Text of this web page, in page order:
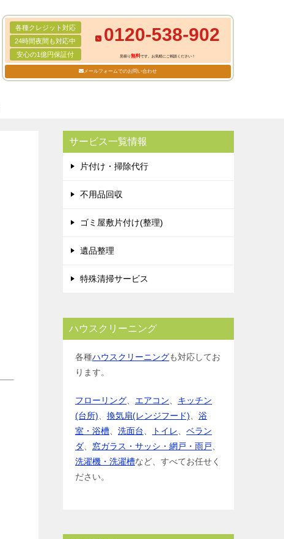
各種クレジット対応
24時間夜間も対応中
安心の1億円保証付
0120-538-902
見積り無料です。お気軽にご相談ください！
メールフォームでのお問い合わせ
サービス一覧情報
片付け・掃除代行
不用品回収
ゴミ屋敷片付け(整理)
遺品整理
特殊清掃サービス
ハウスクリーニング
各種ハウスクリーニングも対応してお
ります。
フローリング エアコン
キッチン
(台所)
換気扇(レンジフード)
浴
室・浴槽
洗面台 トイレ
ベラン
ダ
窓ガラス・サッシ・網戸・雨戸
洗濯機・洗濯槽など、すべてお任せく
ださい。